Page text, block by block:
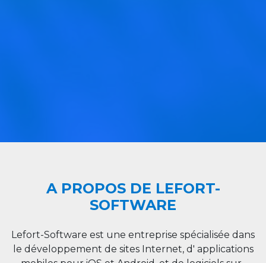
A PROPOS DE LEFORT-
SOFTWARE
Lefort-Software est une entreprise spécialisée dans
le développement de sites Internet, d' applications